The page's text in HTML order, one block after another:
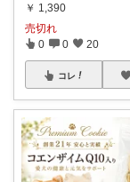
￥ 1,390
売切れ
0 0 20
コレ